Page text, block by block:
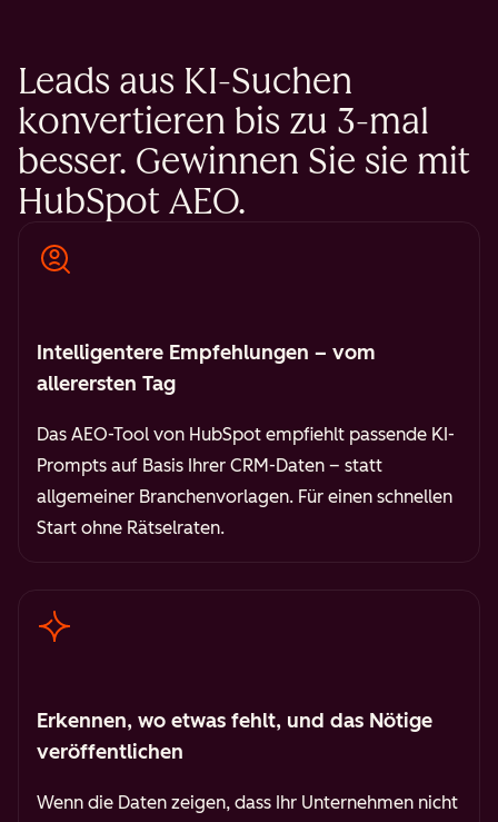
Leads aus KI-Suchen
konvertieren bis zu 3-mal
besser. Gewinnen Sie sie mit
HubSpot AEO.
Intelligentere Empfehlungen – vom
allerersten Tag
Das AEO-Tool von HubSpot empfiehlt passende KI-
Prompts auf Basis Ihrer CRM-Daten – statt
allgemeiner Branchenvorlagen. Für einen schnellen
Start ohne Rätselraten.
Erkennen, wo etwas fehlt, und das Nötige
veröffentlichen
Wenn die Daten zeigen, dass Ihr Unternehmen nicht